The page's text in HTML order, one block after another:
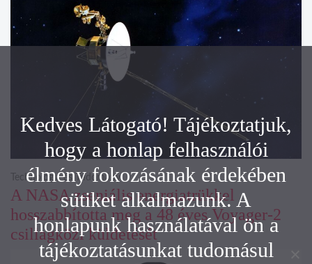
A NASA zseniális energiatrükkel
hosszabbította meg a 48 éves Voyager-2
csillagközi küldetését
Technológia és Tudomány
Kedves Látogató! Tájékoztatjuk,
hogy a honlap felhasználói
élmény fokozásának érdekében
sütiket alkalmazunk. A
honlapunk használatával ön a
tájékoztatásunkat tudomásul